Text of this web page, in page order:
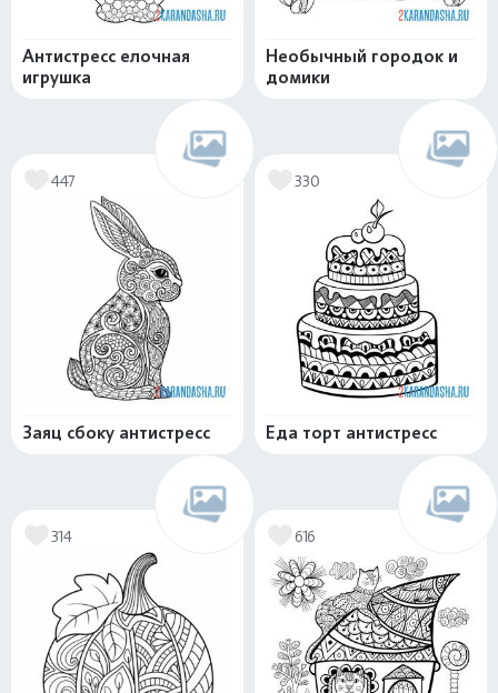
Антистресс елочная
игрушка
Необычный городок и
домики
447
Заяц сбоку антистресс
330
Еда торт антистресс
314 616